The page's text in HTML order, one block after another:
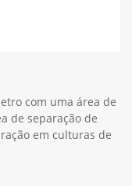
com uma área de
de separação de
em culturas de